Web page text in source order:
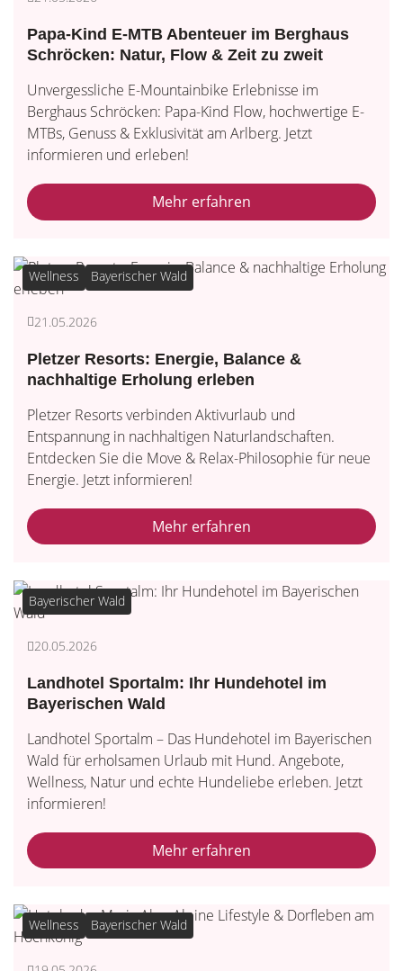
Papa-Kind E-MTB Abenteuer im Berghaus
Schröcken: Natur, Flow & Zeit zu zweit
Unvergessliche E-Mountainbike Erlebnisse im
Berghaus Schröcken: Papa-Kind Flow, hochwertige E-
MTBs, Genuss & Exklusivität am Arlberg. Jetzt
informieren und erleben!
Mehr erfahren
Wellness Bayerischer Wald
21.05.2026
Pletzer Resorts: Energie, Balance &
nachhaltige Erholung erleben
Pletzer Resorts verbinden Aktivurlaub und
Entspannung in nachhaltigen Naturlandschaften.
Entdecken Sie die Move & Relax-Philosophie für neue
Energie. Jetzt informieren!
Mehr erfahren
Bayerischer Wald
20.05.2026
Landhotel Sportalm: Ihr Hundehotel im
Bayerischen Wald
Landhotel Sportalm – Das Hundehotel im Bayerischen
Wald für erholsamen Urlaub mit Hund. Angebote,
Wellness, Natur und echte Hundeliebe erleben. Jetzt
informieren!
Mehr erfahren
Wellness Bayerischer Wald